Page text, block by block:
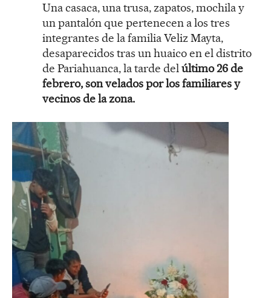
Una casaca, una trusa, zapatos, mochila y
un pantalón que pertenecen a los tres
integrantes de la familia Veliz Mayta,
desaparecidos tras un huaico en el distrito
de Pariahuanca, la tarde delúltimo 26 de
febrero, son velados por los familiares y
vecinos de la zona.